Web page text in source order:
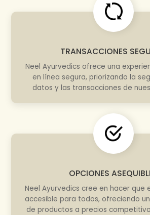
TRANSACCIONES
Neel Ayurvedics ofrece una
en línea segura, priorizando la
datos y las transacciones de
OPCIONES
Neel Ayurvedics cree en hacer que
accesible para todos, ofreciendo
de productos a precios